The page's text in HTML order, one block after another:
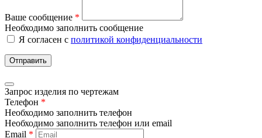
Ваше сообщение *
Необходимо заполнить сообщение
Я согласен с политикой конфиденциальности
Отправить
Запрос изделия по чертежам
Телефон *
Необходимо заполнить телефон
Необходимо заполнить телефон или email
Email *